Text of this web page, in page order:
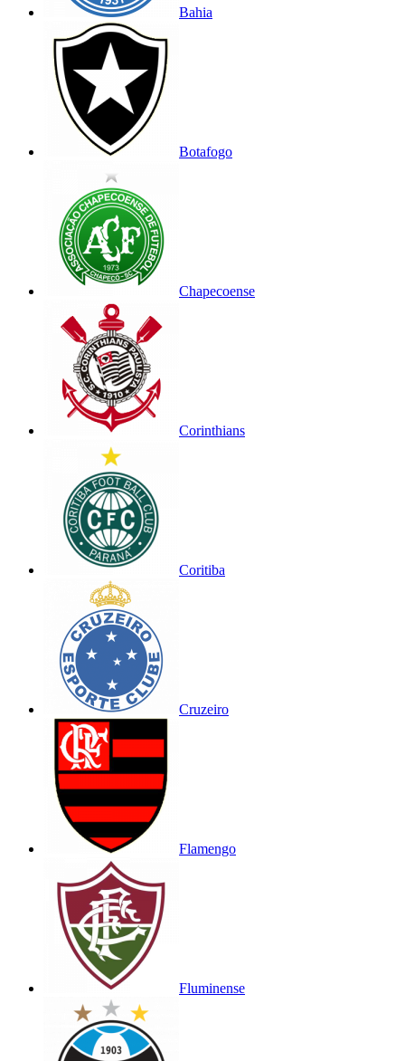
Bahia
Botafogo
Chapecoense
Corinthians
Coritiba
Cruzeiro
Flamengo
Fluminense